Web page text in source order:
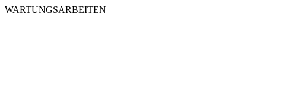
WARTUNGSARBEITEN